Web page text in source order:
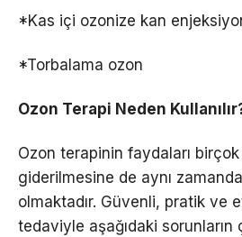
*Kas içi ozonize kan
*Torbalama ozon
Ozon Terapi Neden
Ozon terapinin faydaları
giderilmesine de aynı zamanda
olmaktadır. Güvenli, pratik ve
tedaviyle aşağıdaki